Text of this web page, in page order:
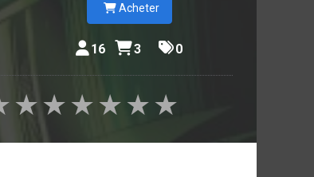
Acheter
16 3 0
★
★
★
★
★
★